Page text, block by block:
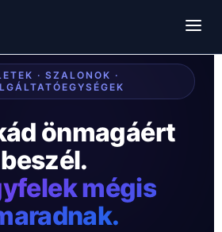
· SZALONOK ·
önmagáért
beszél.
mégis